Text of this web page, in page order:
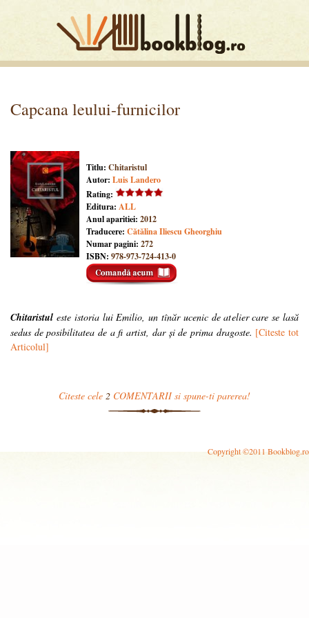
Capcana leului-furnicilor
Titlu: Chitaristul
Autor: Luis Landero
Rating:
Editura: ALL
Anul aparitiei: 2012
Traducere: Cătălina Iliescu Gheorghiu
Numar pagini: 272
ISBN: 978-973-724-413-0
Chitaristul este istoria lui Emilio, un tînăr ucenic de atelier care se lasă
sedus de posibilitatea de a fi artist, dar și de prima dragoste. [Citeste tot
Articolul]
Citeste cele 2 COMENTARII si spune-ti parerea!
Copyright ©2011 Bookblog.ro